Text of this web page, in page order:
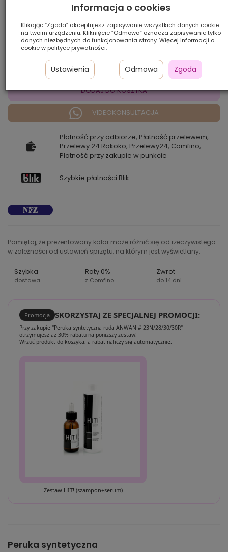
Ilość szt.:
DODAJ DO KOSZYKA
VIDEOKONSULTACJA
Płatność przy odbiorze, Płatność przelewem,
Przelewy 24 Rokoko, Przelewy24, Comfino,
Płatność przy zakupie w punkcie
Szybkie płatności Blik.
Pamiętaj, że prezentowany kolor może różnić się od rzeczywistego
w zależności od ustawień sprzętu, na którym jest wyświetlany.
Szybka
dostawa
Raty 0%
z Comfino
Zwrot
do 14 dni
Promocja SKORZYSTAJ ZE SPECJALNEJ PROMOCJI:
Przy zakupie "Peruka syntetyczna ruda ANWAN # 23N/28/30/30R"
otrzymujesz aż 30% rabatu na poniższy zestaw!
Wrzuć produkt do koszyka, a rabat naliczy się automatycznie.
Zestaw HIT! (szampon+serum)
Peruka syntetyczna
Informacja o cookies
Klikając “Zgoda” akceptujesz zapisywanie wszystkich danych cookie
na twoim urządzeniu. Kliknięcie “Odmowa” oznacza zapisywanie tylko
danych niezbędnych do funkcjonowania strony. Więcej informacji o
cookie w polityce prywatności.
Ustawienia Odmowa Zgoda